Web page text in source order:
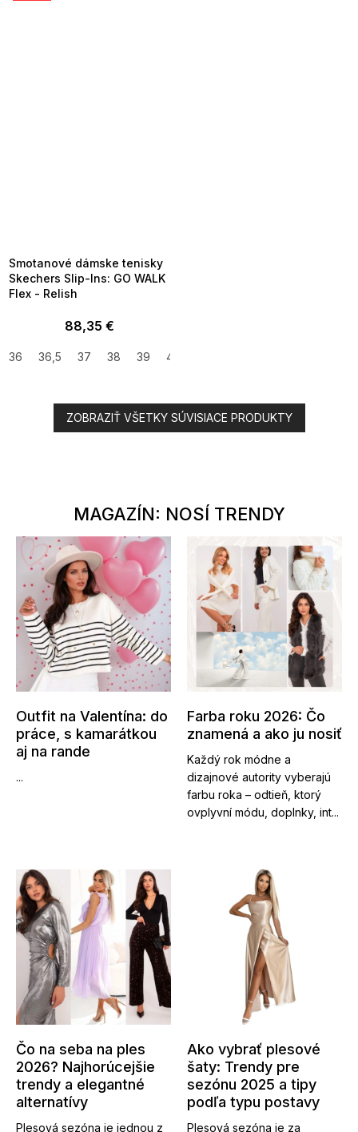
Smotanové dámske tenisky
Skechers Slip-Ins: GO WALK
Flex - Relish
88,35 €
36 36,5 37 38 39 40
ZOBRAZIŤ VŠETKY SÚVISIACE PRODUKTY
MAGAZÍN: NOSÍ TRENDY
Outfit na Valentína: do
práce, s kamarátkou
aj na rande
...
Farba roku 2026: Čo
znamená a ako ju nosiť
Každý rok módne a
dizajnové autority vyberajú
farbu roka – odtieň, ktorý
ovplyvní módu, doplnky, int...
Čo na seba na ples
2026? Najhorúcejšie
trendy a elegantné
alternatívy
Plesová sezóna je jednou z
Ako vybrať plesové
šaty: Trendy pre
sezónu 2025 a tipy
podľa typu postavy
Plesová sezóna je za